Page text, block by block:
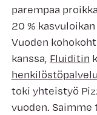
parempaa
20 %
Vuoden
kanssa, Fluiditin
toki yhteistyö
vuoden. Saimme